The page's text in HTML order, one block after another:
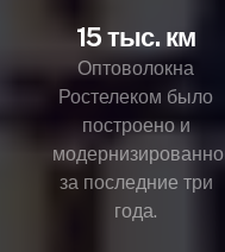
15 тыс. км
Оптоволокна
Ростелеком было
построено и
модернизированно
за последние три
года.